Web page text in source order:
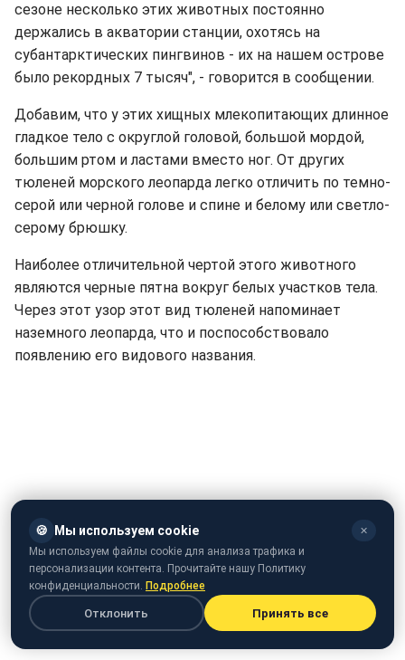
сезоне несколько этих животных постоянно
держались в акватории станции, охотясь на
субантарктических пингвинов - их на нашем острове
было рекордных 7 тысяч", - говорится в сообщении.
Добавим, что у этих хищных млекопитающих длинное
гладкое тело с округлой головой, большой мордой,
большим ртом и ластами вместо ног. От других
тюленей морского леопарда легко отличить по темно-
серой или черной голове и спине и белому или светло-
серому брюшку.
Наиболее отличительной чертой этого животного
являются черные пятна вокруг белых участков тела.
Через этот узор этот вид тюленей напоминает
наземного леопарда, что и поспособствовало
появлению его видового названия.
🍪 Мы используем cookie ✕
Мы используем файлы cookie для анализа трафика и
персонализации контента. Прочитайте нашу Политику
конфиденциальности. Подробнее
Отклонить Принять все